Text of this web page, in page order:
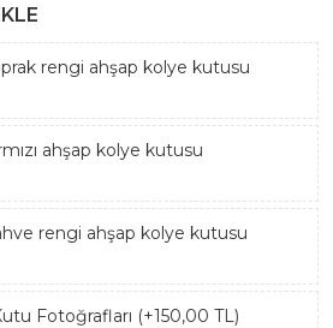
rengi ahşap kolye kutusu
ahşap kolye kutusu
rengi ahşap kolye kutusu
Fotoğrafları (+150,00 TL)